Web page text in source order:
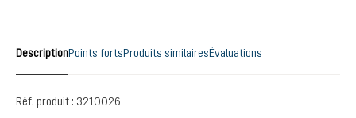
DescriptionPoints fortsProduits similairesÉvaluations
Réf. produit : 3210026